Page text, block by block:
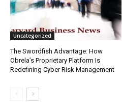
Uncategorized
The Swordfish Advantage: How
Obrela’s Proprietary Platform Is
Redefining Cyber Risk Management